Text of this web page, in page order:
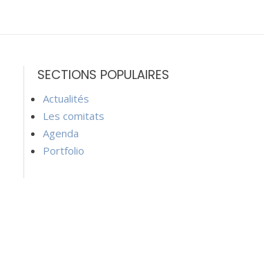
SECTIONS POPULAIRES
Actualités
Les comitats
Agenda
Portfolio